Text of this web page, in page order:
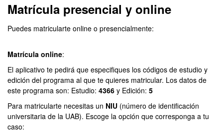
Matrícula presencial y online
Puedes matricularte online o presencialmente:
Matrícula online:
El aplicativo te pedirá que especifiques los códigos de estudio y
edición del programa al que te quieres matricular. Los datos de
este programa son: Estudio: 4366 y Edición: 5
Para matricularte necesitas un NIU (número de identificación
universitaria de la UAB). Escoge la opción que corresponga a tu
caso: